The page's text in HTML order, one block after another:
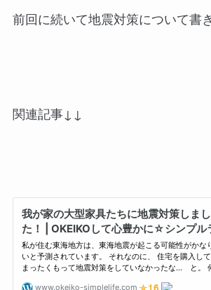
前回に続いて地震対策について書
関連記事↓↓